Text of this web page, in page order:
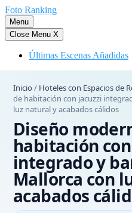
Saltar
al
contenido
Foto Ranking
Menu
Close Menu X
Últimas Escenas Añadidas
Inicio / Hoteles con Espacios de
de habitación con jacuzzi
luz natural y acabados cálidos
Diseño
habitación
integrado y
Mallorca con
acabados